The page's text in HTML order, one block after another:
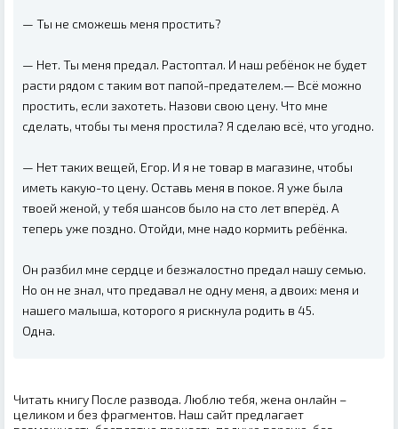
— Ты не сможешь меня простить?
— Нет. Ты меня предал. Растоптал. И наш ребёнок не будет
расти рядом с таким вот папой-предателем.— Всё можно
простить, если захотеть. Назови свою цену. Что мне
сделать, чтобы ты меня простила? Я сделаю всё, что угодно.
— Нет таких вещей, Егор. И я не товар в магазине, чтобы
иметь какую-то цену. Оставь меня в покое. Я уже была
твоей женой, у тебя шансов было на сто лет вперёд. А
теперь уже поздно. Отойди, мне надо кормить ребёнка.
Он разбил мне сердце и безжалостно предал нашу семью.
Но он не знал, что предавал не одну меня, а двоих: меня и
нашего малыша, которого я рискнула родить в 45.
Одна.‍
Читать книгу После развода. Люблю тебя, жена онлайн –
целиком и без фрагментов. Наш сайт предлагает